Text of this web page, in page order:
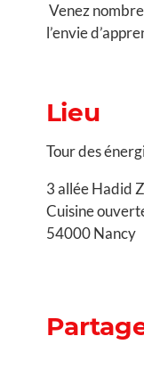
Venez
l’envie
Lieu
Tour des
3 allée Hadid
Cuisine
54000 Nancy